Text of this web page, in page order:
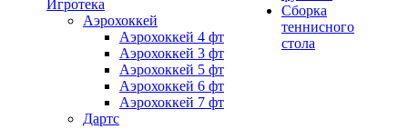
Игротека
Аэрохоккей
Аэрохоккей 4 фт
Аэрохоккей 3 фт
Аэрохоккей 5 фт
Аэрохоккей 6 фт
Аэрохоккей 7 фт
Дартс
Сборка
теннисного
стола